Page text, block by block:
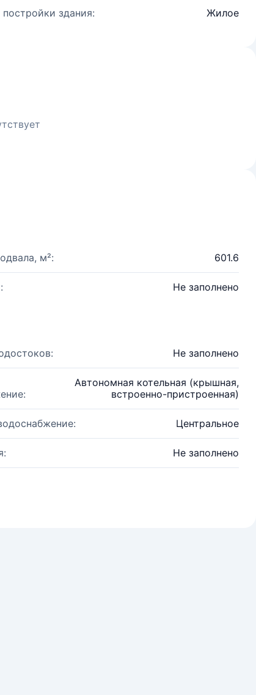
здания: Жилое
м²: 601.6
Не заполнено
Не заполнено
Автономная котельная (крышная,
встроенно-пристроенная)
Центральное
Не заполнено